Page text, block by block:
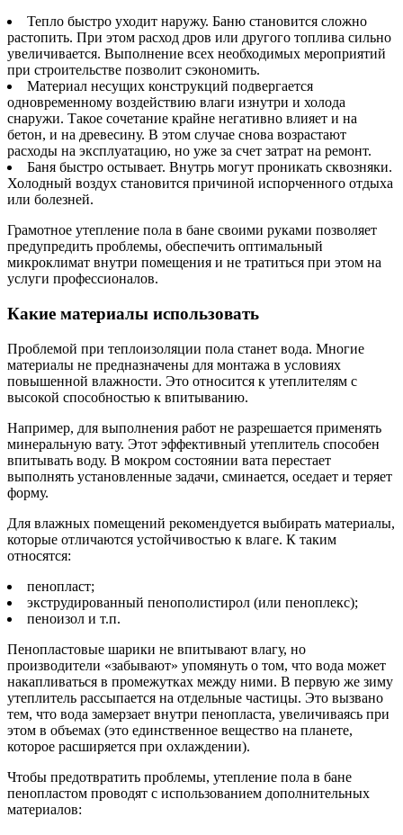
Тепло быстро уходит наружу. Баню становится сложно
растопить. При этом расход дров или другого топлива сильно
увеличивается. Выполнение всех необходимых мероприятий
при строительстве позволит сэкономить.
Материал несущих конструкций подвергается
одновременному воздействию влаги изнутри и холода
снаружи. Такое сочетание крайне негативно влияет и на
бетон, и на древесину. В этом случае снова возрастают
расходы на эксплуатацию, но уже за счет затрат на ремонт.
Баня быстро остывает. Внутрь могут проникать сквозняки.
Холодный воздух становится причиной испорченного отдыха
или болезней.
Грамотное утепление пола в бане своими руками позволяет
предупредить проблемы, обеспечить оптимальный
микроклимат внутри помещения и не тратиться при этом на
услуги профессионалов.
Какие материалы использовать
Проблемой при теплоизоляции пола станет вода. Многие
материалы не предназначены для монтажа в условиях
повышенной влажности. Это относится к утеплителям с
высокой способностью к впитыванию.
Например, для выполнения работ не разрешается применять
минеральную вату. Этот эффективный утеплитель способен
впитывать воду. В мокром состоянии вата перестает
выполнять установленные задачи, сминается, оседает и теряет
форму.
Для влажных помещений рекомендуется выбирать материалы,
которые отличаются устойчивостью к влаге. К таким
относятся:
пенопласт;
экструдированный пенополистирол (или пеноплекс);
пеноизол и т.п.
Пенопластовые шарики не впитывают влагу, но
производители «забывают» упомянуть о том, что вода может
накапливаться в промежутках между ними. В первую же зиму
утеплитель рассыпается на отдельные частицы. Это вызвано
тем, что вода замерзает внутри пенопласта, увеличиваясь при
этом в объемах (это единственное вещество на планете,
которое расширяется при охлаждении).
Чтобы предотвратить проблемы, утепление пола в бане
пенопластом проводят с использованием дополнительных
материалов: